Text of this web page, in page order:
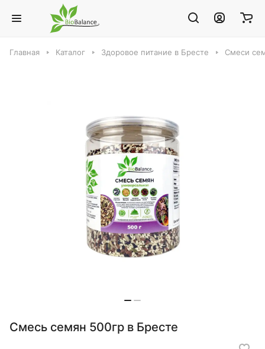
Главная Каталог Здоровое питание в Бресте Смеси
Смесь семян 500гр в Бресте